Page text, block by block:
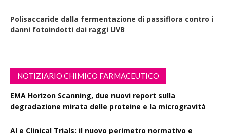
Polisaccaride dalla fermentazione di passiflora contro i
danni fotoindotti dai raggi UVB
NOTIZIARIO CHIMICO FARMACEUTICO
EMA Horizon Scanning, due nuovi report sulla
degradazione mirata delle proteine e la microgravità
AI e Clinical Trials: il nuovo perimetro normativo e